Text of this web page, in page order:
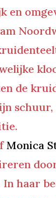
en
de
schuur,
Monica
In haar